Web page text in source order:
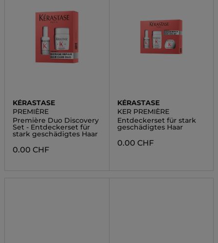
KÉRASTASE
PREMIÈRE
Première Duo Discovery
Set - Entdeckerset für
stark geschädigtes Haar
0.00 CHF
KÉRASTASE
KER PREMIÈRE
Entdeckerset für stark
geschädigtes Haar
0.00 CHF